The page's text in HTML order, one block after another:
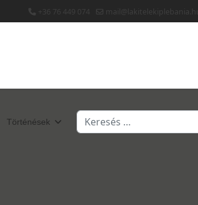
+36 76 449 074 mail@lakitelekiplebania.hu
Történések Keresés...